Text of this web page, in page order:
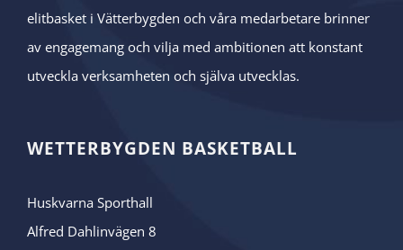
elitbasket i Vätterbygden och våra medarbetare brinner
av engagemang och vilja med ambitionen att konstant
utveckla verksamheten och själva utvecklas.
WETTERBYGDEN BASKETBALL
Huskvarna Sporthall
Alfred Dahlinvägen 8